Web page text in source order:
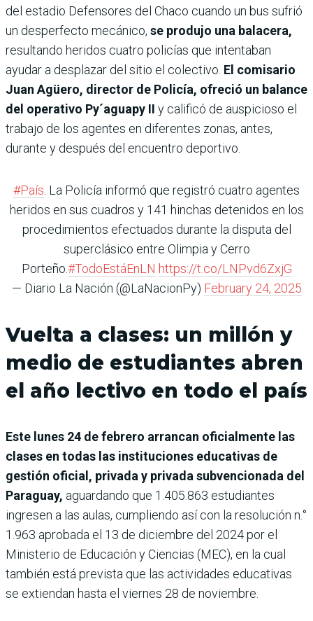
del estadio Defensores del Chaco cuando un bus sufrió
un desperfecto mecánico, se produjo una balacera,
resultando heridos cuatro policías que intentaban
ayudar a desplazar del sitio el colectivo. El comisario
Juan Agüero, director de Policía, ofreció un balance
del operativo Py´aguapy II y calificó de auspicioso el
trabajo de los agentes en diferentes zonas, antes,
durante y después del encuentro deportivo.
#País . La Policía informó que registró cuatro agentes
heridos en sus cuadros y 141 hinchas detenidos en los
procedimientos efectuados durante la disputa del
superclásico entre Olimpia y Cerro
Porteño.#TodoEstáEnLN https://t.co/LNPvd6ZxjG
— Diario La Nación (@LaNacionPy) February 24, 2025
Vuelta a clases: un millón y
medio de estudiantes abren
el año lectivo en todo el país
Este lunes 24 de febrero arrancan oficialmente las
clases en todas las instituciones educativas de
gestión oficial, privada y privada subvencionada del
Paraguay, aguardando que 1.405.863 estudiantes
ingresen a las aulas, cumpliendo así con la resolución n.°
1.963 aprobada el 13 de diciembre del 2024 por el
Ministerio de Educación y Ciencias (MEC), en la cual
también está prevista que las actividades educativas
se extiendan hasta el viernes 28 de noviembre.